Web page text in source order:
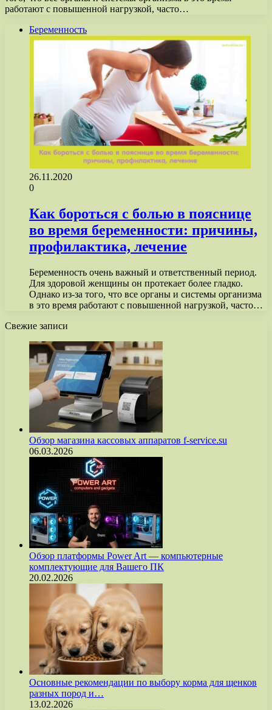
работают с повышенной нагрузкой, часто…
Беременность
26.11.2020
0
Как бороться с болью в пояснице
во время беременности: причины,
профилактика, лечение
Беременность очень важный и ответственный период.
Для здоровой женщины он протекает более гладко.
Однако из-за того, что все органы и системы организма
в это время работают с повышенной нагрузкой, часто…
Свежие записи
Обзор магазина кассовых аппаратов f-service.su
06.03.2026
Обзор платформы Power Art — компьютерные
комплектующие для Вашего ПК
20.02.2026
Основные рекомендации по выбору корма для щенков
разных пород и…
13.02.2026